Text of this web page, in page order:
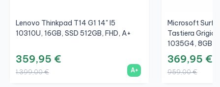
Lenovo Thinkpad T14 G1 14" I5
10310U, 16GB, SSD 512GB, FHD, A+
359,95 €
1.399,00 € A+
Microsoft
Tastiera
1035G4, 8GB,
369,95 €
959,00 €